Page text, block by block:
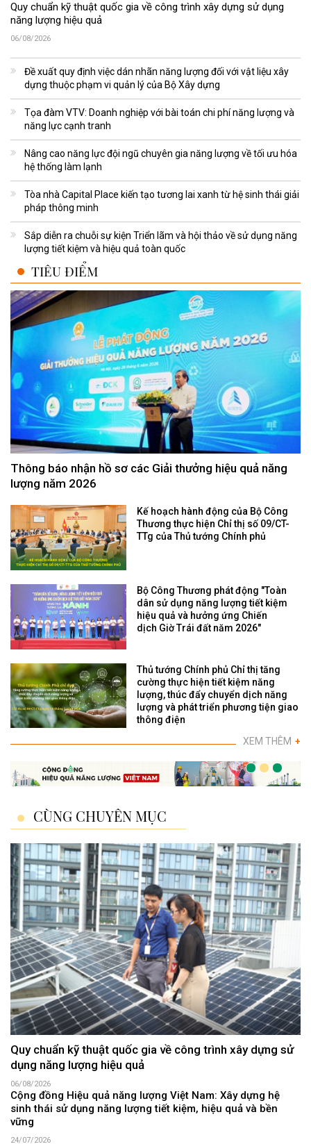
Quy chuẩn kỹ thuật quốc gia về công trình xây dựng sử dụng
năng lượng hiệu quả
06/08/2026
Đề xuất quy định việc dán nhãn năng lượng đối với vật liệu xây
dựng thuộc phạm vi quản lý của Bộ Xây dựng
Tọa đàm VTV: Doanh nghiệp với bài toán chi phí năng lượng và
năng lực cạnh tranh
Nâng cao năng lực đội ngũ chuyên gia năng lượng về tối ưu hóa
hệ thống làm lạnh
Tòa nhà Capital Place kiến tạo tương lai xanh từ hệ sinh thái giải
pháp thông minh
Sắp diễn ra chuỗi sự kiện Triển lãm và hội thảo về sử dụng năng
lượng tiết kiệm và hiệu quả toàn quốc
TIÊU ĐIỂM
Thông báo nhận hồ sơ các Giải thưởng hiệu quả năng
lượng năm 2026
Kế hoạch hành động của Bộ Công
Thương thực hiện Chỉ thị số 09/CT-
TTg của Thủ tướng Chính phủ
Bộ Công Thương phát động "Toàn
dân sử dụng năng lượng tiết kiệm
hiệu quả và hưởng ứng Chiến
dịch Giờ Trái đất năm 2026"
Thủ tướng Chính phủ Chỉ thị tăng
cường thực hiện tiết kiệm năng
lượng, thúc đẩy chuyển dịch năng
lượng và phát triển phương tiện giao
thông điện
XEM THÊM +
CÙNG CHUYÊN MỤC
Quy chuẩn kỹ thuật quốc gia về công trình xây dựng sử
dụng năng lượng hiệu quả
06/08/2026
Cộng đồng Hiệu quả năng lượng Việt Nam: Xây dựng hệ
sinh thái sử dụng năng lượng tiết kiệm, hiệu quả và bền
vững
24/07/2026